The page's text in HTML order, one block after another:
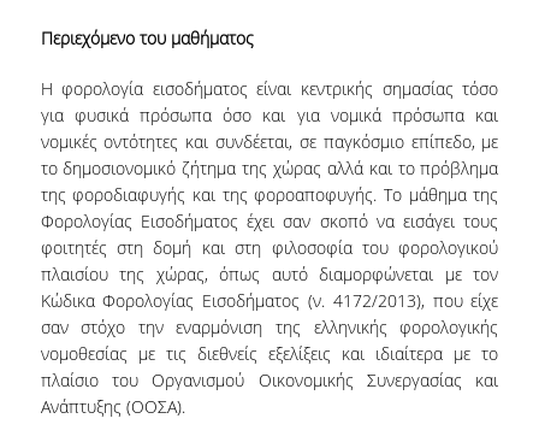
ΠΟΛΙΤΙΚΗ ΠΟΙΟΤΗΤΑΣ
ΔΕΔΟΜΕΝΑ ΠΟΙΟΤΗΤΑΣ
ΠΙΣΤΟΠΟΙΗΣΗ
ΑΞΙΟΛΟΓΗΣΗ
ΑΠΟ ΠΡΟΠΤΥΧΙΑΚΟΥΣ ΦΟΙΤΗΤΕΣ
ΑΠΟ ΤΕΛΕΙΟΦΟΙΤΟΥΣ
Περιεχόμενο του μαθήματος
Η φορολογία εισοδήματος είναι κεντρικής σημασίας τόσο
για φυσικά πρόσωπα όσο και για νομικά πρόσωπα και
νομικές οντότητες και συνδέεται, σε παγκόσμιο επίπεδο, με
το δημοσιονομικό ζήτημα της χώρας αλλά και το πρόβλημα
της φοροδιαφυγής και της φοροαποφυγής. Το μάθημα της
Φορολογίας Εισοδήματος έχει σαν σκοπό να εισάγει τους
φοιτητές στη δομή και στη φιλοσοφία του φορολογικού
πλαισίου της χώρας, όπως αυτό διαμορφώνεται με τον
Κώδικα Φορολογίας Εισοδήματος (ν. 4172/2013), που είχε
σαν στόχο την εναρμόνιση της ελληνικής φορολογικής
νομοθεσίας με τις διεθνείς εξελίξεις και ιδιαίτερα με το
πλαίσιο του Οργανισμού Οικονομικής Συνεργασίας και
Ανάπτυξης (ΟΟΣΑ).